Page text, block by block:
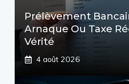
Prélèvement
Arnaque Ou Taxe
Vérité
4 août 2026